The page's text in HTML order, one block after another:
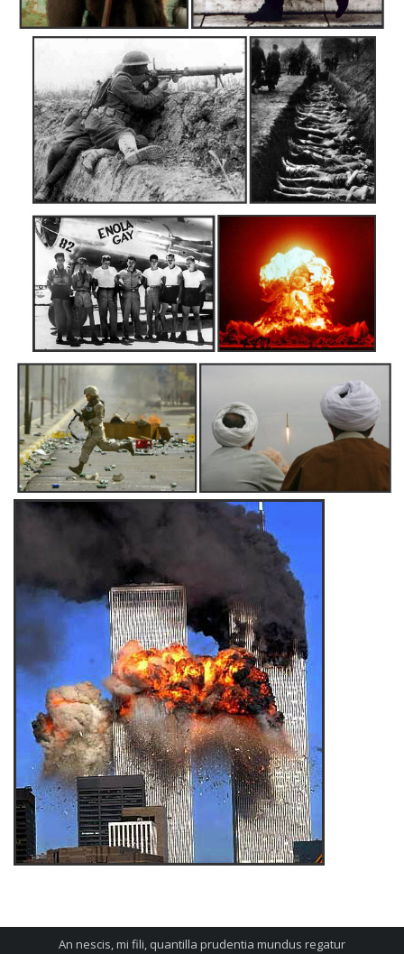
An nescis, mi fili, quantilla prudentia mundus regatur